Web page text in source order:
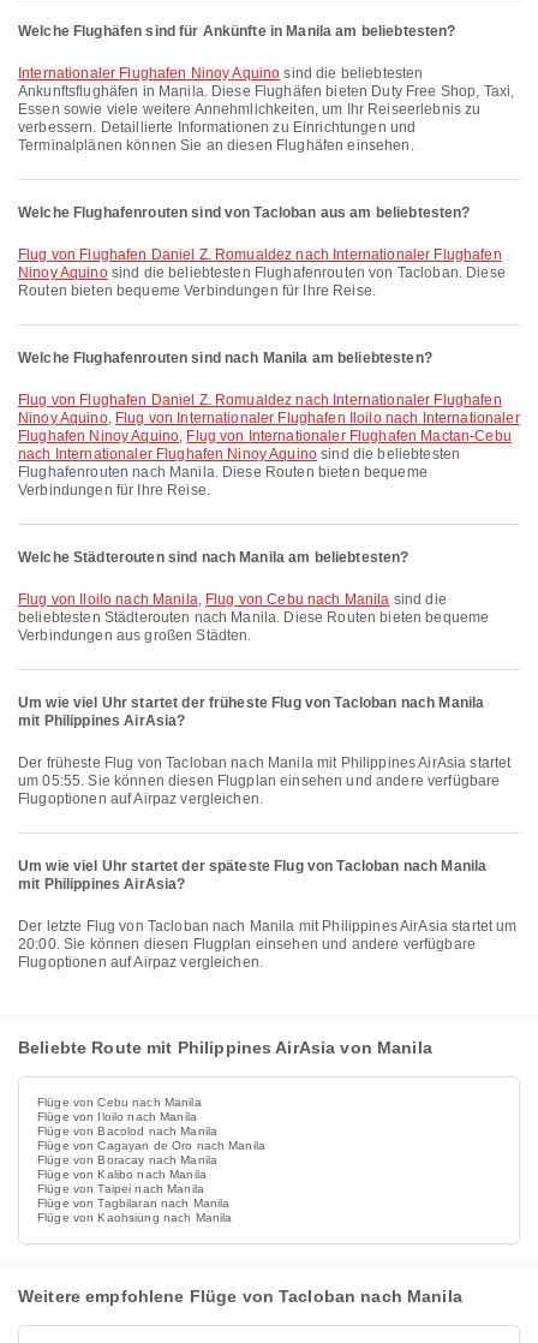
Welche Flughäfen sind für Ankünfte in Manila am beliebtesten?
Internationaler Flughafen Ninoy Aquino sind die beliebtesten
Ankunftsflughäfen in Manila. Diese Flughäfen bieten Duty Free Shop, Taxi,
Essen sowie viele weitere Annehmlichkeiten, um Ihr Reiseerlebnis zu
verbessern. Detaillierte Informationen zu Einrichtungen und
Terminalplänen können Sie an diesen Flughäfen einsehen.
Welche Flughafenrouten sind von Tacloban aus am beliebtesten?
Flug von Flughafen Daniel Z. Romualdez nach Internationaler Flughafen
Ninoy Aquinosind die beliebtesten Flughafenrouten von Tacloban. Diese
Routen bieten bequeme Verbindungen für Ihre Reise.
Welche Flughafenrouten sind nach Manila am beliebtesten?
Flug von Flughafen Daniel Z. Romualdez nach Internationaler Flughafen
Ninoy Aquino, Flug von Internationaler Flughafen Iloilo nach Internationaler
Flughafen Ninoy Aquino, Flug von Internationaler Flughafen Mactan-Cebu
nach Internationaler Flughafen Ninoy Aquino sind die beliebtesten
Flughafenrouten nach Manila. Diese Routen bieten bequeme
Verbindungen für Ihre Reise.
Welche Städterouten sind nach Manila am beliebtesten?
Flug von Iloilo nach Manila, Flug von Cebu nach Manila sind die
beliebtesten Städterouten nach Manila. Diese Routen bieten bequeme
Verbindungen aus großen Städten.
Um wie viel Uhr startet der früheste Flug von Tacloban nach Manila
mit Philippines AirAsia?
Der früheste Flug von Tacloban nach Manila mit Philippines AirAsia startet
um 05:55. Sie können diesen Flugplan einsehen und andere verfügbare
Flugoptionen auf Airpaz vergleichen.
Um wie viel Uhr startet der späteste Flug von Tacloban nach Manila
mit Philippines AirAsia?
Der letzte Flug von Tacloban nach Manila mit Philippines AirAsia startet um
20:00. Sie können diesen Flugplan einsehen und andere verfügbare
Flugoptionen auf Airpaz vergleichen.
Beliebte Route mit Philippines AirAsia von Manila
Flüge von Cebu nach Manila
Flüge von Iloilo nach Manila
Flüge von Bacolod nach Manila
Flüge von Cagayan de Oro nach Manila
Flüge von Boracay nach Manila
Flüge von Kalibo nach Manila
Flüge von Taipei nach Manila
Flüge von Tagbilaran nach Manila
Flüge von Kaohsiung nach Manila
Weitere empfohlene Flüge von Tacloban nach Manila